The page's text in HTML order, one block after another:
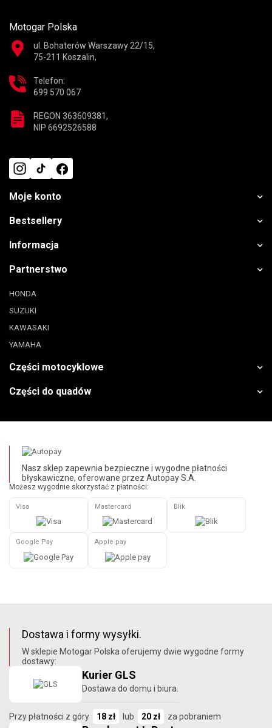
Motogar Polska
ul. Bohaterów Warszawy 22/15,
75-211 Koszalin,
Telefon:
699 570 067
REGON 363609381,
NIP 6692526588
Moje konto
Bestsellery
Informacja
Partnerstwo
HONDA
SUZUKI
KAWASAKI
YAMAHA
Części motocyklowe
Części do quadów
Nasz sklep zapewnia bezpieczne i wygodne płatności
błyskawiczne, oferowane przez Autopay S.A.
Możesz wygodnie skorzystać z płatności:
Visa Mastercard Blik
Google Pay Apple pay
Dostawa i formy wysyłki.
W sklepie Motogar Polska oferujemy dwie wygodne formy
dostawy:
Kurier GLS
Dostawa do domu i biura.
Przy płatności z góry 18 zł lub 20 zł za pobraniem